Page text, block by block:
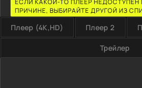
ЕСЛИ КАКОЙ-ТО ПЛЕЕР
ПРИЧИНЕ, ВЫБИРАЙТЕ ДРУГОЙ ИЗ
Плеер (4K,HD) Плеер 2
Трейлер